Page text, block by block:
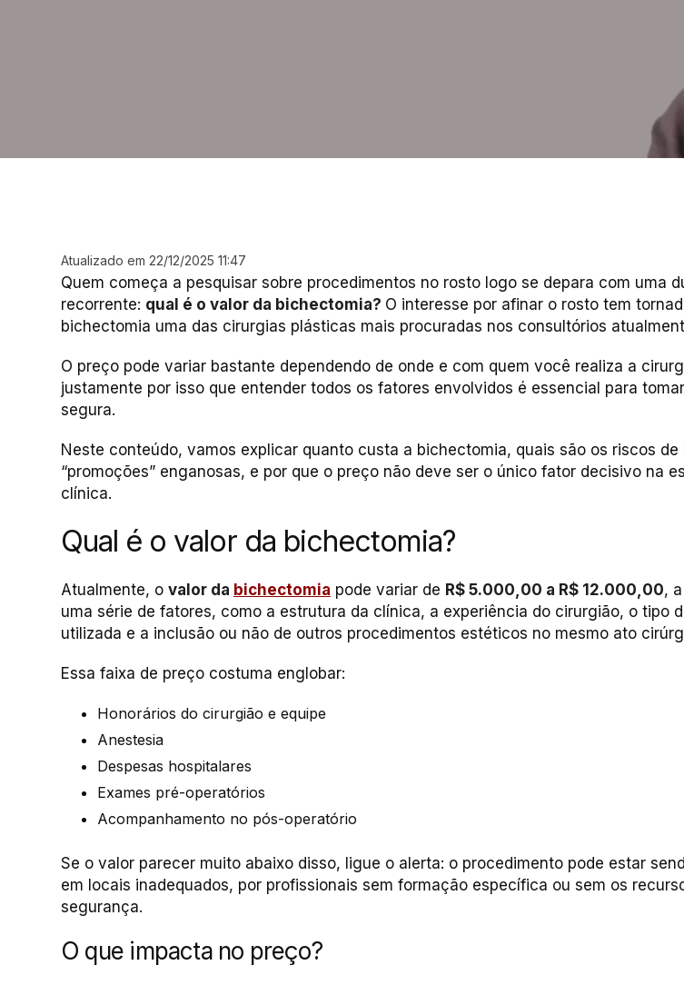
Atualizado em 22/12/2025 11:47
Quem começa a pesquisar sobre procedimentos no rosto logo se depara com uma
recorrente: qual é o valor da bichectomia? O interesse por afinar o rosto tem
bichectomia uma das cirurgias plásticas mais procuradas nos consultórios
O preço pode variar bastante dependendo de onde e com quem você realiza a
justamente por isso que entender todos os fatores envolvidos é essencial para
segura.
Neste conteúdo, vamos explicar quanto custa a bichectomia, quais são os riscos de
“promoções” enganosas, e por que o preço não deve ser o único fator decisivo na
clínica.
Qual é o valor da bichectomia?
Atualmente, o valor da bichectomia pode variar de R$ 5.000,00 a R$ 12.000,00,
uma série de fatores, como a estrutura da clínica, a experiência do cirurgião, o tipo
utilizada e a inclusão ou não de outros procedimentos estéticos no mesmo ato
Essa faixa de preço costuma englobar:
Honorários do cirurgião e equipe
Anestesia
Despesas hospitalares
Exames pré-operatórios
Acompanhamento no pós-operatório
Se o valor parecer muito abaixo disso, ligue o alerta: o procedimento pode estar
em locais inadequados, por profissionais sem formação específica ou sem os
segurança.
O que impacta no preço?